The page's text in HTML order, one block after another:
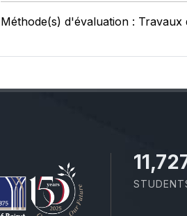
Méthode(s) d'évaluation : Travaux